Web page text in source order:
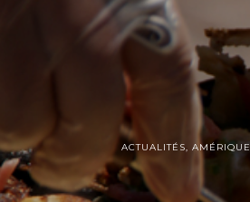
ACTUALITÉS,